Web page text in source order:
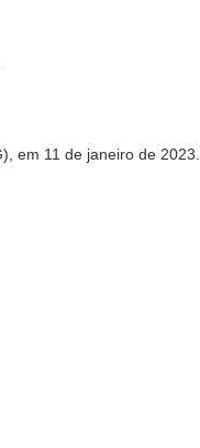
em 11 de janeiro de 2023.